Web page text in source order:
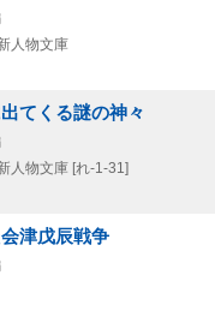
人物文庫
てくる謎の神々
人物文庫 [れ-1-31]
津戊辰戦争